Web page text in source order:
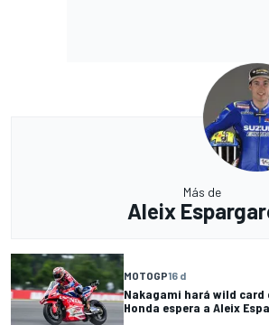
Más de
Aleix
MOTOGP16 d
Nakagami hará wild
Honda espera a Aleix